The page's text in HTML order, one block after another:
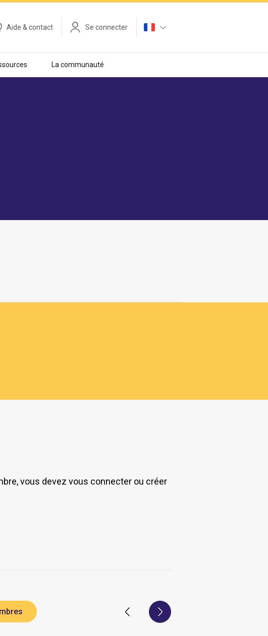
Aide & contact Se connecter
La communauté
vous devez vous connecter ou créer